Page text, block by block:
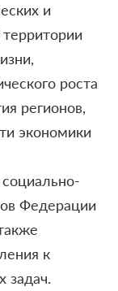
и
роста
регионов,
экономики
социально-
Федерации
к
задач.